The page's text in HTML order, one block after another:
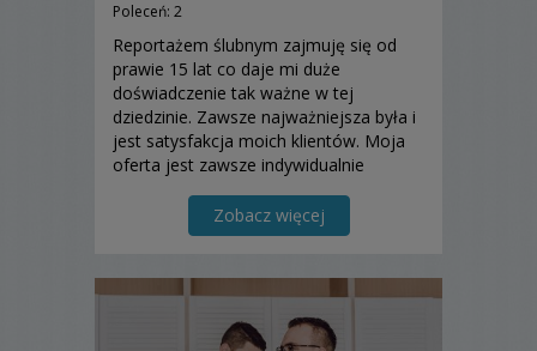
Poleceń: 2
Reportażem ślubnym zajmuję się od
prawie 15 lat co daje mi duże
doświadczenie tak ważne w tej
dziedzinie. Zawsze najważniejsza była i
jest satysfakcja moich klientów. Moja
oferta jest zawsze indywidualnie
Zobacz więcej